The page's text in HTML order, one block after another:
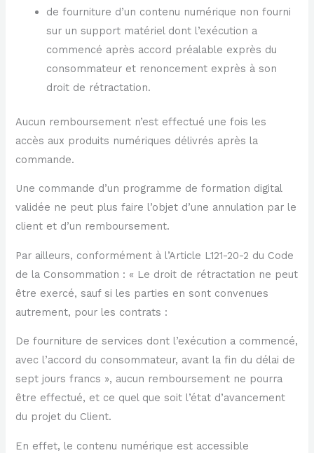
de fourniture d’un contenu numérique non fourni
sur un support matériel dont l’exécution a
commencé après accord préalable exprès du
consommateur et renoncement exprès à son
droit de rétractation.
Aucun remboursement n’est effectué une fois les
accès aux produits numériques délivrés après la
commande.
Une commande d’un programme de formation digital
validée ne peut plus faire l’objet d’une annulation par le
client et d’un remboursement.
Par ailleurs, conformément à l’Article L121-20-2 du Code
de la Consommation : « Le droit de rétractation ne peut
être exercé, sauf si les parties en sont convenues
autrement, pour les contrats :
De fourniture de services dont l’exécution a commencé,
avec l’accord du consommateur, avant la fin du délai de
sept jours francs », aucun remboursement ne pourra
être effectué, et ce quel que soit l’état d’avancement
du projet du Client.
En effet, le contenu numérique est accessible